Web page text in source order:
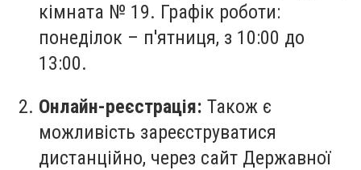
кімната № 19. Графік роботи:
понеділок – п'ятниця, з 10:00 до
13:00.
Онлайн-реєстрація: Також є
можливість зареєструватися
дистанційно, через сайт Державної